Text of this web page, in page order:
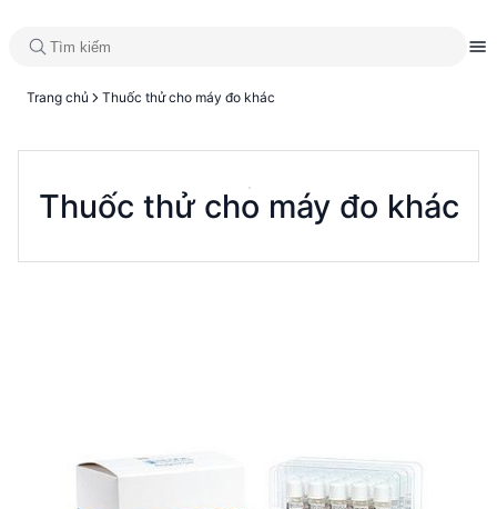
Trang chủ Thuốc thử cho máy đo khác
Thuốc thử cho máy đo khác